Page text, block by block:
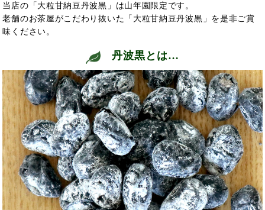
当店の「大粒甘納豆丹波黒」は山年園限定です。
老舗のお茶屋がこだわり抜いた「大粒甘納豆丹波黒」を是非ご賞
味ください。
丹波黒とは…